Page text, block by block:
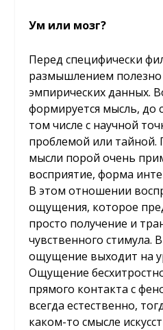
Ум или мозг?
Перед специфически
размышлением полезно
эмпирических данных.
формируется мысль, до
том числе с научной
проблемой или тайной.
мысли порой очень
восприятие, форма
В этом отношении
ощущения, которое
просто получение и
чувственного стимула.
ощущение выходит на
Ощущение
прямого контакта с
всегда естественно,
каком-то смысле